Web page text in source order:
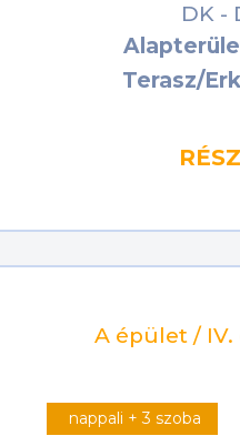
DK -
Terasz/
A épület /
nappali + 3 szoba